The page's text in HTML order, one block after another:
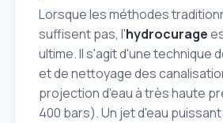
Lorsque les méthodes
suffisent pas, l'hydrocurage
ultime. Il s'agit d'une technique
et de nettoyage des
projection d'eau à très haute
400 bars). Un jet d'eau